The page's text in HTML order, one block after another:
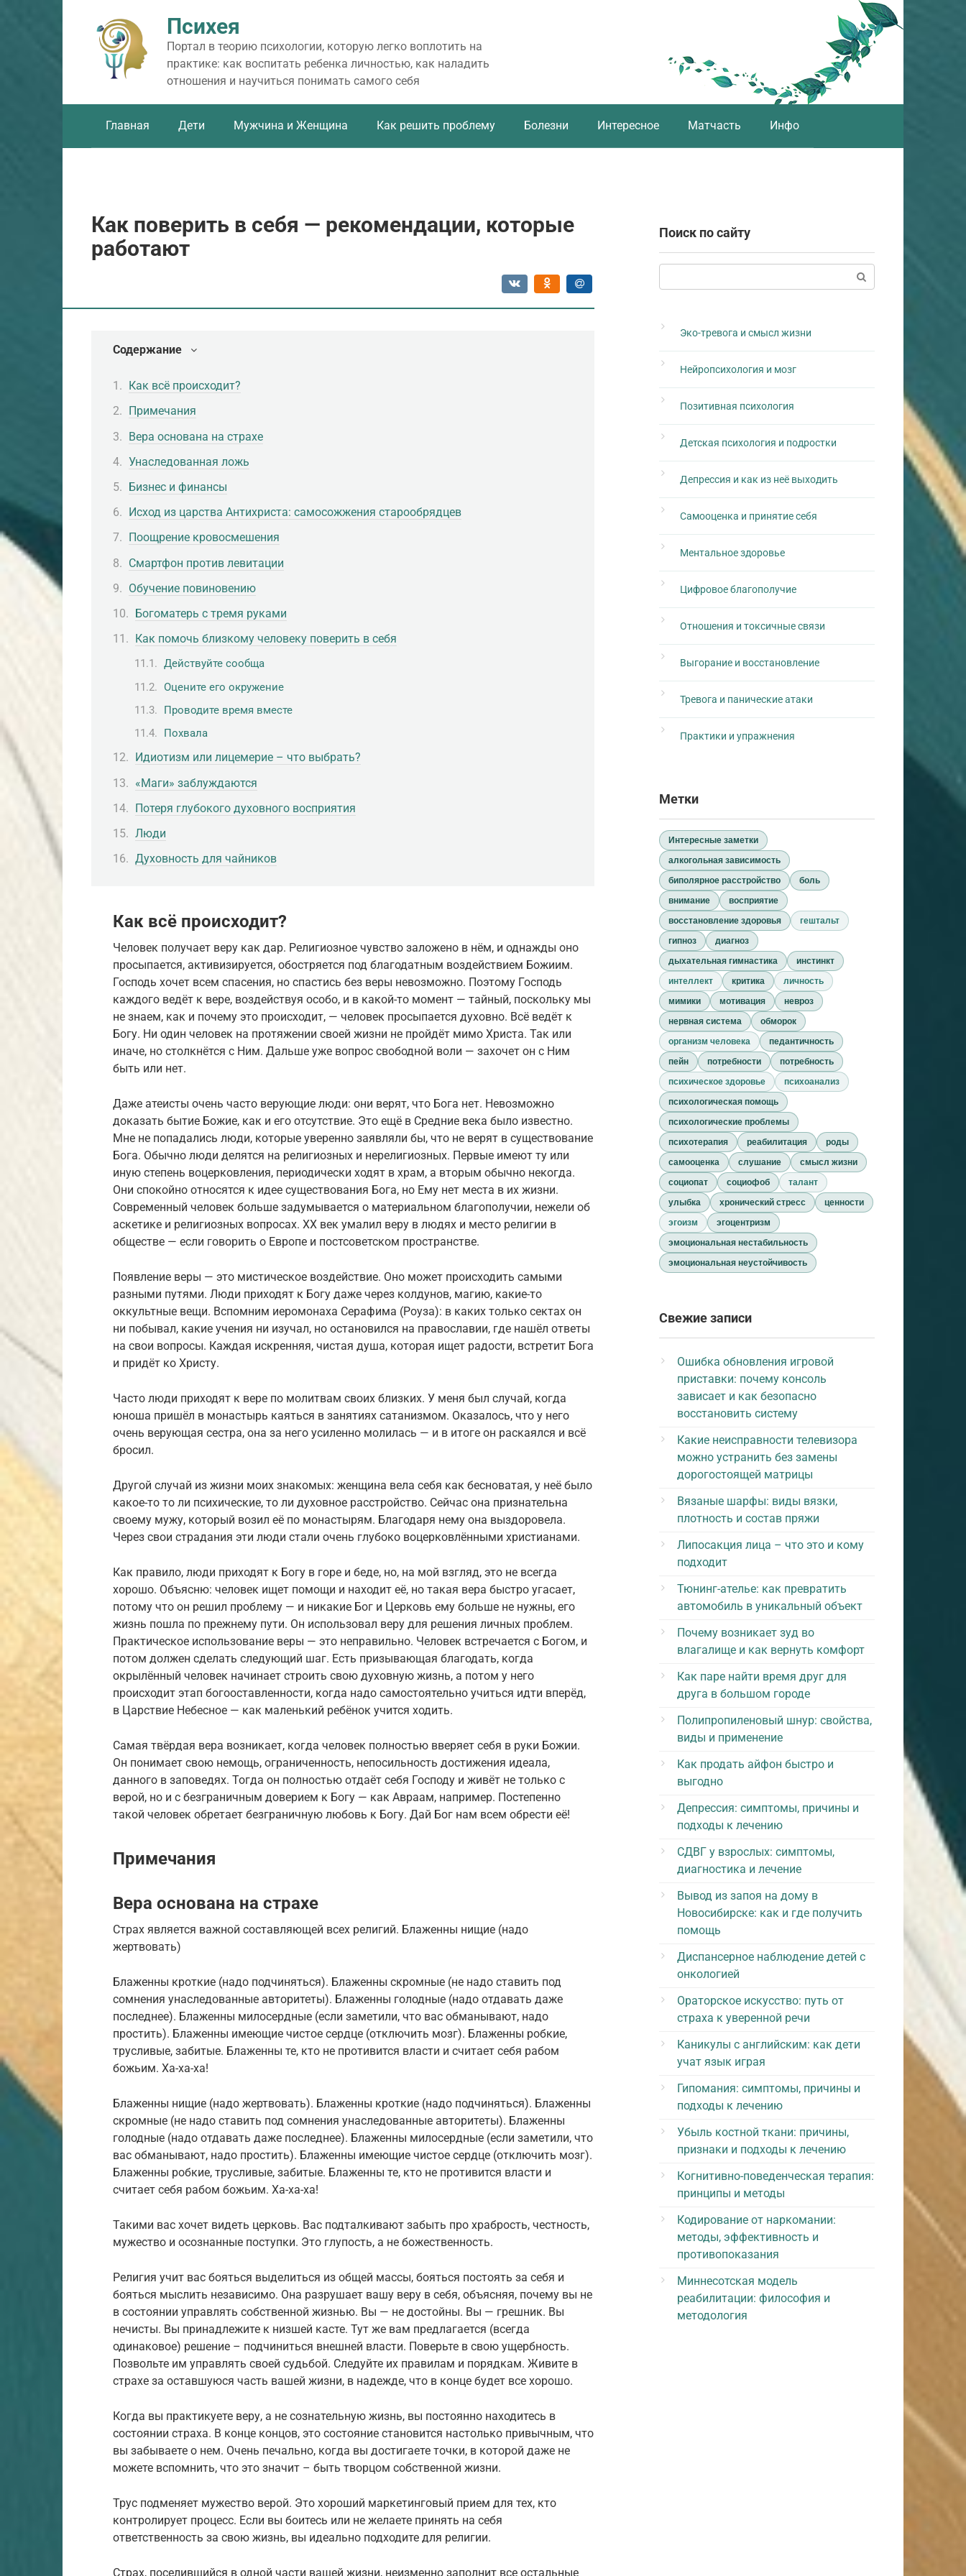
Психея
Портал в теорию психологии, которую легко воплотить на
практике: как воспитать ребенка личностью, как наладить
отношения и научиться понимать самого себя
Главная Дети Мужчина и Женщина Как решить проблему Болезни Интересное Матчасть Инфо
Как поверить в себя — рекомендации, которые
работают
Содержание
Как всё происходит?
Примечания
Вера основана на страхе
Унаследованная ложь
Бизнес и финансы
Исход из царства Антихриста: самосожжения старообрядцев
Поощрение кровосмешения
Смартфон против левитации
Обучение повиновению
Богоматерь с тремя руками
Как помочь близкому человеку поверить в себя
Действуйте сообща
Оцените его окружение
Проводите время вместе
Похвала
Идиотизм или лицемерие – что выбрать?
«Маги» заблуждаются
Потеря глубокого духовного восприятия
Люди
Духовность для чайников
Как всё происходит?
Человек получает веру как дар. Религиозное чувство заложено в нём, и однажды оно
просыпается, активизируется, обостряется под благодатным воздействием Божиим.
Господь хочет всем спасения, но спастись без веры невозможно. Поэтому Господь
каждого ведёт к вере, воздействуя особо, и в какой-то момент — тайный, поскольку мы
не знаем, как и почему это происходит, — человек просыпается духовно. Всё ведёт к
Богу. Ни один человек на протяжении своей жизни не пройдёт мимо Христа. Так или
иначе, но столкнётся с Ним. Дальше уже вопрос свободной воли — захочет он с Ним
быть или нет.
Даже атеисты очень часто верующие люди: они верят, что Бога нет. Невозможно
доказать бытие Божие, как и его отсутствие. Это ещё в Средние века было известно.
Мне не попадались люди, которые уверенно заявляли бы, что не верят в существование
Бога. Обычно люди делятся на религиозных и нерелигиозных. Первые имеют ту или
иную степень воцерковления, периодически ходят в храм, а вторым обычно некогда.
Они спокойно относятся к идее существования Бога, но Ему нет места в их жизни.
Современный человек больше задумывается о материальном благополучии, нежели об
аскетике и религиозных вопросах. ХХ век умалил веру в людях и место религии в
обществе — если говорить о Европе и постсоветском пространстве.
Появление веры — это мистическое воздействие. Оно может происходить самыми
разными путями. Люди приходят к Богу даже через колдунов, магию, какие-то
оккультные вещи. Вспомним иеромонаха Серафима (Роуза): в каких только сектах он
ни побывал, какие учения ни изучал, но остановился на православии, где нашёл ответы
на свои вопросы. Каждая искренняя, чистая душа, которая ищет радости, встретит Бога
и придёт ко Христу.
Часто люди приходят к вере по молитвам своих близких. У меня был случай, когда
юноша пришёл в монастырь каяться в занятиях сатанизмом. Оказалось, что у него
очень верующая сестра, она за него усиленно молилась — и в итоге он раскаялся и всё
бросил.
Другой случай из жизни моих знакомых: женщина вела себя как бесноватая, у неё было
какое-то то ли психические, то ли духовное расстройство. Сейчас она признательна
своему мужу, который возил её по монастырям. Благодаря нему она выздоровела.
Через свои страдания эти люди стали очень глубоко воцерковлёнными христианами.
Как правило, люди приходят к Богу в горе и беде, но, на мой взгляд, это не всегда
хорошо. Объясню: человек ищет помощи и находит её, но такая вера быстро угасает,
потому что он решил проблему — и никакие Бог и Церковь ему больше не нужны, его
жизнь пошла по прежнему пути. Он использовал веру для решения личных проблем.
Практическое использование веры — это неправильно. Человек встречается с Богом, и
потом должен сделать следующий шаг. Есть призывающая благодать, когда
окрылённый человек начинает строить свою духовную жизнь, а потом у него
происходит этап богооставленности, когда надо самостоятельно учиться идти вперёд,
в Царствие Небесное — как маленький ребёнок учится ходить.
Самая твёрдая вера возникает, когда человек полностью вверяет себя в руки Божии.
Он понимает свою немощь, ограниченность, непосильность достижения идеала,
данного в заповедях. Тогда он полностью отдаёт себя Господу и живёт не только с
верой, но и с безграничным доверием к Богу — как Авраам, например. Постепенно
такой человек обретает безграничную любовь к Богу. Дай Бог нам всем обрести её!
Примечания
Вера основана на страхе
Страх является важной составляющей всех религий. Блаженны нищие (надо
жертвовать)
Блаженны кроткие (надо подчиняться). Блаженны скромные (не надо ставить под
сомнения унаследованные авторитеты). Блаженны голодные (надо отдавать даже
последнее). Блаженны милосердные (если заметили, что вас обманывают, надо
простить). Блаженны имеющие чистое сердце (отключить мозг). Блаженны робкие,
трусливые, забитые. Блаженны те, кто не противится власти и считает себя рабом
божьим. Ха-ха-ха!
Блаженны нищие (надо жертвовать). Блаженны кроткие (надо подчиняться). Блаженны
скромные (не надо ставить под сомнения унаследованные авторитеты). Блаженны
голодные (надо отдавать даже последнее). Блаженны милосердные (если заметили, что
вас обманывают, надо простить). Блаженны имеющие чистое сердце (отключить мозг).
Блаженны робкие, трусливые, забитые. Блаженны те, кто не противится власти и
считает себя рабом божьим. Ха-ха-ха!
Такими вас хочет видеть церковь. Вас подталкивают забыть про храбрость, честность,
мужество и осознанные поступки. Это глупость, а не божественность.
Религия учит вас бояться выделиться из общей массы, бояться постоять за себя и
бояться мыслить независимо. Она разрушает вашу веру в себя, объясняя, почему вы не
в состоянии управлять собственной жизнью. Вы — не достойны. Вы — грешник. Вы
нечисты. Вы принадлежите к низшей касте. Тут же вам предлагается (всегда
одинаковое) решение – подчиниться внешней власти. Поверьте в свою ущербность.
Позвольте им управлять своей судьбой. Следуйте их правилам и порядкам. Живите в
страхе за оставшуюся часть вашей жизни, в надежде, что в конце будет все хорошо.
Когда вы практикуете веру, а не сознательную жизнь, вы постоянно находитесь в
состоянии страха. В конце концов, это состояние становится настолько привычным, что
вы забываете о нем. Очень печально, когда вы достигаете точки, в которой даже не
можете вспомнить, что это значит – быть творцом собственной жизни.
Трус подменяет мужество верой. Это хороший маркетинговый прием для тех, кто
контролирует процесс. Если вы боитесь или не желаете принять на себя
ответственность за свою жизнь, вы идеально подходите для религии.
Страх, поселившийся в одной части вашей жизни, неизменно заполнит все остальные
Поиск по сайту
Эко-тревога и смысл жизни
Нейропсихология и мозг
Позитивная психология
Детская психология и подростки
Депрессия и как из неё выходить
Самооценка и принятие себя
Ментальное здоровье
Цифровое благополучие
Отношения и токсичные связи
Выгорание и восстановление
Тревога и панические атаки
Практики и упражнения
Метки
Интересные заметки
алкогольная зависимость
биполярное расстройство
боль
внимание
восприятие
восстановление здоровья
гештальт
гипноз
диагноз
дыхательная гимнастика
инстинкт
интеллект
критика
личность
мимики
мотивация
невроз
нервная система
обморок
организм человека
педантичность
пейн
потребности
потребность
психическое здоровье
психоанализ
психологическая помощь
психологические проблемы
психотерапия
реабилитация
роды
самооценка
слушание
смысл жизни
социопат
социофоб
талант
улыбка
хронический стресс
ценности
эгоизм
эгоцентризм
эмоциональная нестабильность
эмоциональная неустойчивость
Свежие записи
Ошибка обновления игровой
приставки: почему консоль
зависает и как безопасно
восстановить систему
Какие неисправности телевизора
можно устранить без замены
дорогостоящей матрицы
Вязаные шарфы: виды вязки,
плотность и состав пряжи
Липосакция лица – что это и кому
подходит
Тюнинг-ателье: как превратить
автомобиль в уникальный объект
Почему возникает зуд во
влагалище и как вернуть комфорт
Как паре найти время друг для
друга в большом городе
Полипропиленовый шнур: свойства,
виды и применение
Как продать айфон быстро и
выгодно
Депрессия: симптомы, причины и
подходы к лечению
СДВГ у взрослых: симптомы,
диагностика и лечение
Вывод из запоя на дому в
Новосибирске: как и где получить
помощь
Диспансерное наблюдение детей с
онкологией
Ораторское искусство: путь от
страха к уверенной речи
Каникулы с английским: как дети
учат язык играя
Гипомания: симптомы, причины и
подходы к лечению
Убыль костной ткани: причины,
признаки и подходы к лечению
Когнитивно-поведенческая терапия:
принципы и методы
Кодирование от наркомании:
методы, эффективность и
противопоказания
Миннесотская модель
реабилитации: философия и
методология